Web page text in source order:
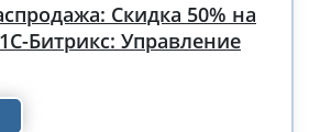
Скидка 50% на
Битрикс: Управление